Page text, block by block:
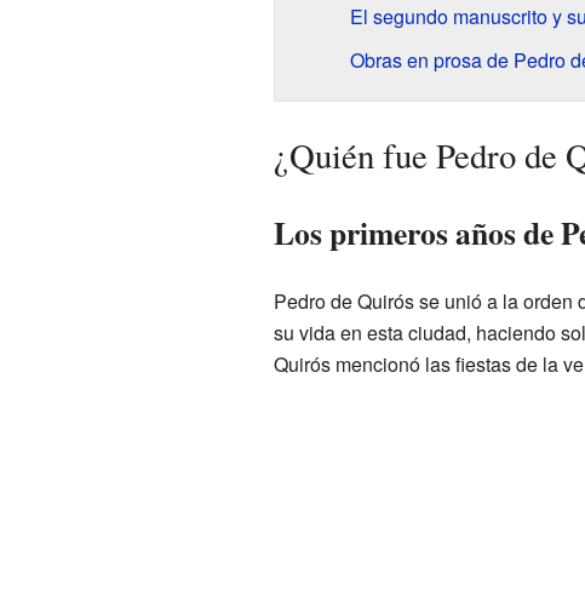
El segundo manuscrito y
Obras en prosa de Pedro
¿Quién fue Pedro de
Los primeros años de
Pedro de Quirós se unió a la
su vida en esta ciudad, haciendo
Quirós mencionó las fiestas de la